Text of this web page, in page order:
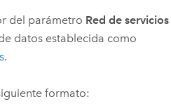
del parámetro Red de servicios
datos establecida como
.
formato: